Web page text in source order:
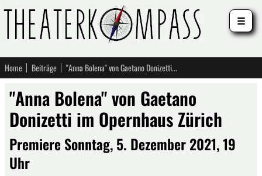
Home Beiträge "Anna Bolena" von Gaetano Donizetti im Opernhaus Zürich
"Anna Bolena" von Gaetano
Donizetti im Opernhaus Zürich
Premiere Sonntag, 5. Dezember 2021, 19
Uhr
☰